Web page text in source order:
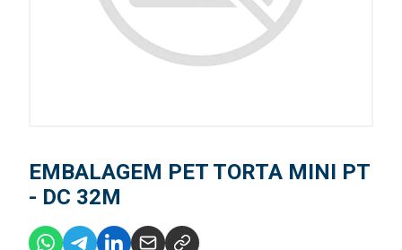
EMBALAGEM PET TORTA MINI PT
- DC 32M